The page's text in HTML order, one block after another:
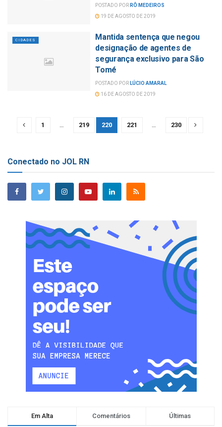
POSTADO POR RÔ MEDEIROS
19 DE AGOSTO DE 2019
CIDADES
Mantida sentença que negou
designação de agentes de
segurança exclusivo para São
Tomé
POSTADO POR LÚCIO AMARAL
16 DE AGOSTO DE 2019
1 219 220 221 230
Conectado no JOL RN
Em Alta Comentários Últimas